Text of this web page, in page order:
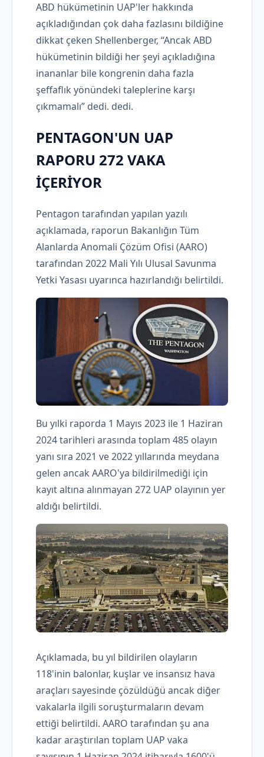
ABD hükümetinin UAP'ler hakkında
açıkladığından çok daha fazlasını bildiğine
dikkat çeken Shellenberger, “Ancak ABD
hükümetinin bildiği her şeyi açıkladığına
inananlar bile kongrenin daha fazla
şeffaflık yönündeki taleplerine karşı
çıkmamalı” dedi. dedi.
PENTAGON'UN UAP
RAPORU 272 VAKA
İÇERİYOR
Pentagon tarafından yapılan yazılı
açıklamada, raporun Bakanlığın Tüm
Alanlarda Anomali Çözüm Ofisi (AARO)
tarafından 2022 Mali Yılı Ulusal Savunma
Yetki Yasası uyarınca hazırlandığı belirtildi.
Bu yılki raporda 1 Mayıs 2023 ile 1 Haziran
2024 tarihleri ​​arasında toplam 485 olayın
yanı sıra 2021 ve 2022 yıllarında meydana
gelen ancak AARO'ya bildirilmediği için
kayıt altına alınmayan 272 UAP olayının yer
aldığı belirtildi.
Açıklamada, bu yıl bildirilen olayların
118'inin balonlar, kuşlar ve insansız hava
araçları sayesinde çözüldüğü ancak diğer
vakalarla ilgili soruşturmaların devam
ettiği belirtildi. AARO tarafından şu ana
kadar araştırılan toplam UAP vaka